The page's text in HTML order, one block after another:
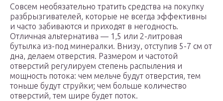
Совсем необязательно тратить средства на покупку
разбрызгивателей, которые не всегда эффективны
и часто забиваются и приходят в негодность.
Отличная альтернатива — 1,5 или 2-литровая
бутылка из-под минералки. Внизу, отступив 5-7 см от
дна, делаем отверстия. Размером и частотой
отверстий регулируем степень распыления и
мощность потока: чем мельче будут отверстия, тем
тоньше будут струйки; чем больше количество
отверстий, тем шире будет поток.